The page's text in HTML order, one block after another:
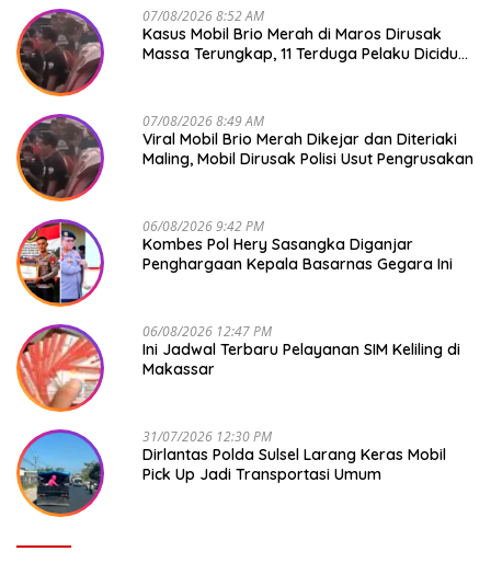
07/08/2026 8:52 AM
Kasus Mobil Brio Merah di Maros Dirusak
Massa Terungkap, 11 Terduga Pelaku Diciduk
07/08/2026 8:49 AM
Viral Mobil Brio Merah Dikejar dan Diteriaki
Maling, Mobil Dirusak Polisi Usut Pengrusakan
06/08/2026 9:42 PM
Kombes Pol Hery Sasangka Diganjar
Penghargaan Kepala Basarnas Gegara Ini
06/08/2026 12:47 PM
Ini Jadwal Terbaru Pelayanan SIM Keliling di
Makassar
31/07/2026 12:30 PM
Dirlantas Polda Sulsel Larang Keras Mobil
Pick Up Jadi Transportasi Umum